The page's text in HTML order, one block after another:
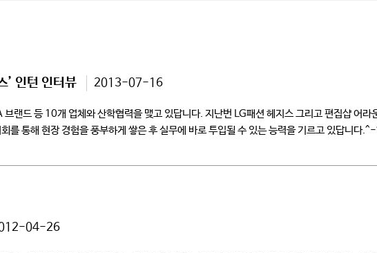
’ 인턴 인터뷰 2013-07-16
랜드 등 10개 업체와 산학협력을 맺고 있답니다. 지난번 LG패션 헤지스 그리고 편집샵 어
를 통해 현장 경험을 풍부하게 쌓은 후 실무에 바로 투입될 수 있는 능력을 기르고 있답니다
04-26